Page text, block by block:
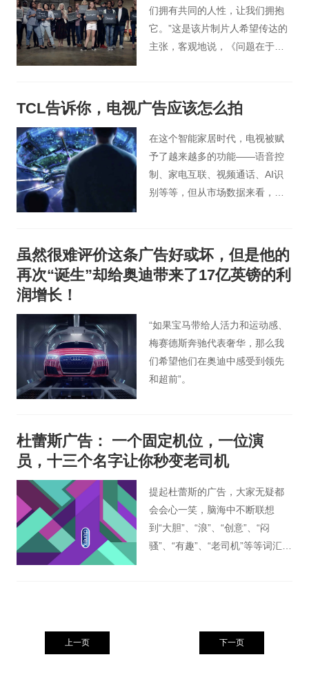
们拥有共同的人性，让我们拥抱
它。”这是该片制片人希望传达的
主张，客观地说，《问题在于没
纪录片，它在提醒我们广告行业
在消除性别歧视、种族歧视和虚
假刻板印象方面真的还可以做得
更好。
TCL告诉你，电视广告应该怎么拍
在这个智能家居时代，电视被赋
予了越来越多的功能——语音控
制、家电互联、视频通话、AI识
别等等，但从市场数据来看，人
原度等，其他的辅助功能也只是
锦上添花。因此，TCL在拍摄
《穿越“视界”》这条电视广告时选
展现一台电视最根本的功能
——“一块好屏幕的吸引力”。
虽然很难评价这条广告好或坏，但是他的
再次“诞生”却给奥迪带来了17亿英镑的利
润增长！
“如果宝马带给人活力和运动感、
梅赛德斯奔驰代表奢华，那么我
们希望他们在奥迪中感受到领先
和超前”。
杜蕾斯广告： 一个固定机位，一位演
员，十三个名字让你秒变老司机
提起杜蕾斯的广告，大家无疑都
会会心一笑，脑海中不断联想
到“大胆”、“浪”、“创意”、“闷
骚”、“有趣”、“老司机”等等词汇，
上一页 下一页